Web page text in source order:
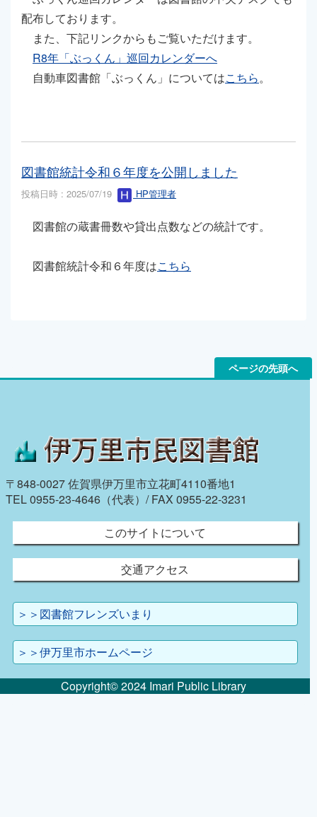
配布しております。
また、下記リンクからもご覧いただけます。
R8年「ぶっくん」巡回カレンダーへ
自動車図書館「ぶっくん」についてはこちら。
図書館統計令和６年度を公開しました
投稿日時 : 2025/07/19 HP管理者
図書館の蔵書冊数や貸出点数などの統計です。
図書館統計令和６年度はこちら
ページの先頭へ
〒848-0027 佐賀県伊万里市立花町4110番地1
TEL 0955-23-4646（代表）/ FAX 0955-22-3231
このサイトについて
交通アクセス
＞＞図書館フレンズいまり
＞＞伊万里市ホームページ
Copyright© 2024 Imari Public Library